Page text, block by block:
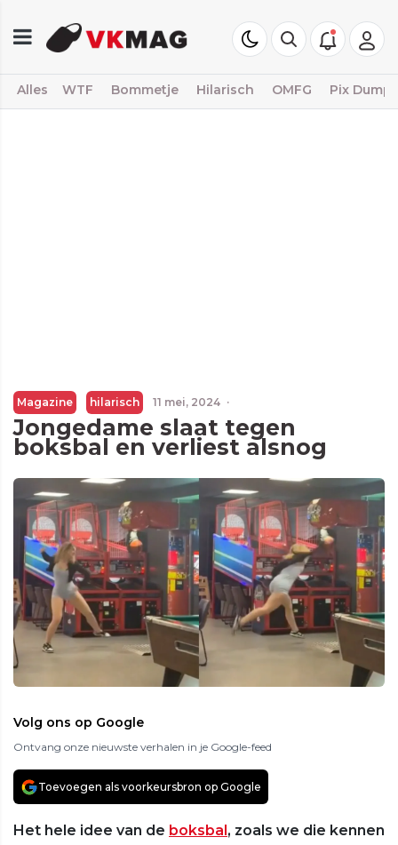
Alles WTF Bommetje Hilarisch OMFG Pix Dump
Magazine hilarisch 11 mei, 2024 ·
Jongedame slaat tegen
boksbal en verliest alsnog
Volg ons op Google
Ontvang onze nieuwste verhalen in je Google-feed
Toevoegen als voorkeursbron op Google
Het hele idee van de boksbal, zoals we die kennen